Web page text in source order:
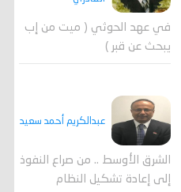
في عهد الحوثي ( ميت من إب
يبحث عن قبر )
عبدالكريم أحمد سعيد
الشرق الأوسط .. من صراع النفوذ
إلى إعادة تشكيل النظام